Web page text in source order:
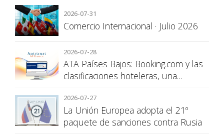
2026-07-31
Comercio Internacional · Julio 2026
2026-07-28
ATA Países Bajos: Booking.com y las
clasificaciones hoteleras, una
consumidor
2026-07-27
La Unión Europea adopta el 21º
paquete de sanciones contra Rusia